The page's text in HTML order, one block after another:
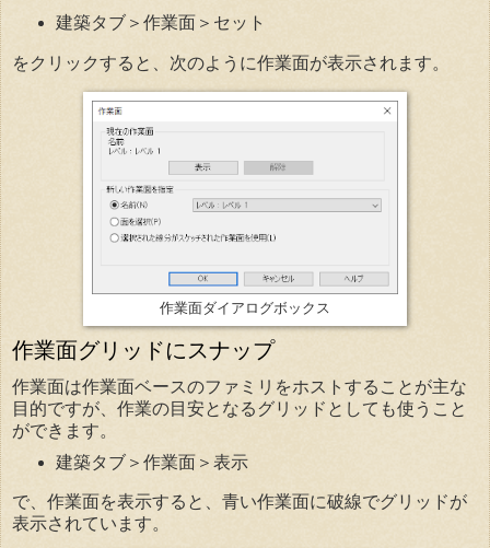
建築タブ＞作業面＞セット
をクリックすると、次のように作業面が表示されます。
作業面ダイアログボックス
作業面グリッドにスナップ
作業面は作業面ベースのファミリをホストすることが主な
目的ですが、作業の目安となるグリッドとしても使うこと
ができます。
建築タブ＞作業面＞表示
で、作業面を表示すると、青い作業面に破線でグリッドが
表示されています。